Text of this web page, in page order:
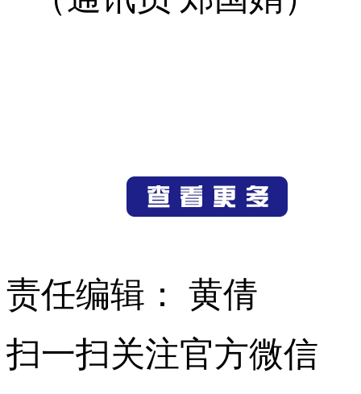
责任编辑： 黄倩
扫一扫关注官方微信